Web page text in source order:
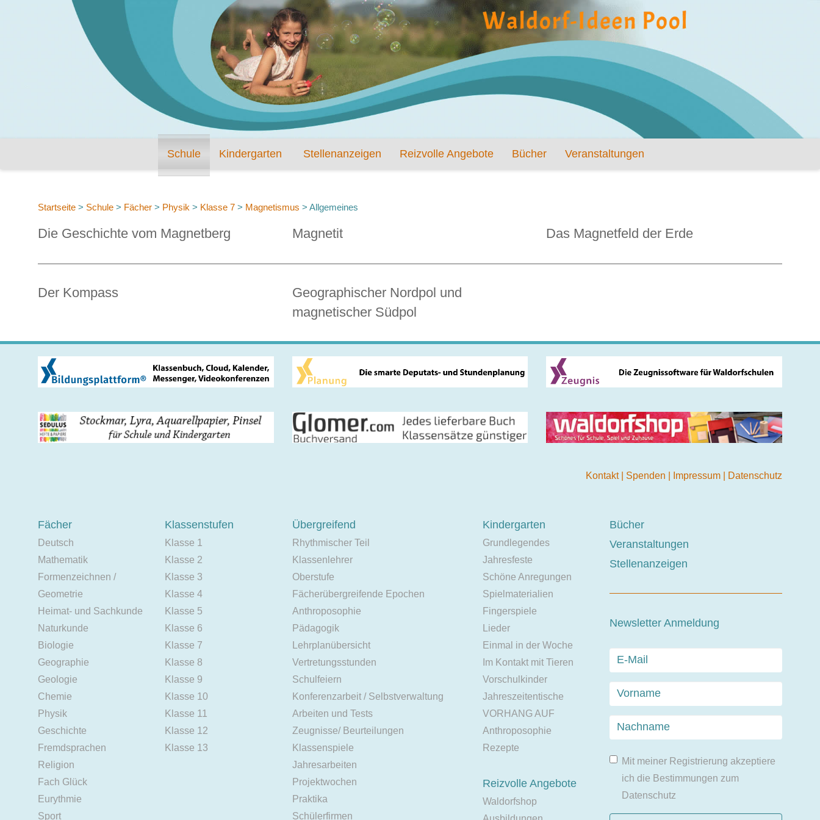
Schule Kindergarten Stellenanzeigen Reizvolle Angebote Bücher Veranstaltungen
Startseite > Schule > Fächer > Physik > Klasse 7 > Magnetismus > Allgemeines
Die Geschichte vom Magnetberg Magnetit Das Magnetfeld der Erde
Der Kompass
Geographischer Nordpol und
magnetischer Südpol
Kontakt Spenden Impressum Datenschutz
Fächer
Deutsch
Mathematik
Formenzeichnen /
Geometrie
Heimat- und Sachkunde
Naturkunde
Biologie
Geographie
Geologie
Chemie
Physik
Geschichte
Fremdsprachen
Religion
Fach Glück
Eurythmie
Sport
Klassenstufen
Klasse 1
Klasse 2
Klasse 3
Klasse 4
Klasse 5
Klasse 6
Klasse 7
Klasse 8
Klasse 9
Klasse 10
Klasse 11
Klasse 12
Klasse 13
Übergreifend
Rhythmischer Teil
Klassenlehrer
Oberstufe
Fächerübergreifende Epochen
Anthroposophie
Pädagogik
Lehrplanübersicht
Vertretungsstunden
Schulfeiern
Konferenzarbeit / Selbstverwaltung
Arbeiten und Tests
Zeugnisse/ Beurteilungen
Klassenspiele
Jahresarbeiten
Projektwochen
Praktika
Schülerfirmen
Kindergarten
Grundlegendes
Jahresfeste
Schöne Anregungen
Spielmaterialien
Fingerspiele
Lieder
Einmal in der Woche
Im Kontakt mit Tieren
Vorschulkinder
Jahreszeitentische
VORHANG AUF
Anthroposophie
Rezepte
Reizvolle Angebote
Waldorfshop
Bücher
Veranstaltungen
Stellenanzeigen
Newsletter Anmeldung
Mit meiner Registrierung akzeptiere
ich die Bestimmungen zum
Datenschutz